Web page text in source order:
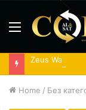
Menu
Zeus Wallet
Home / Без